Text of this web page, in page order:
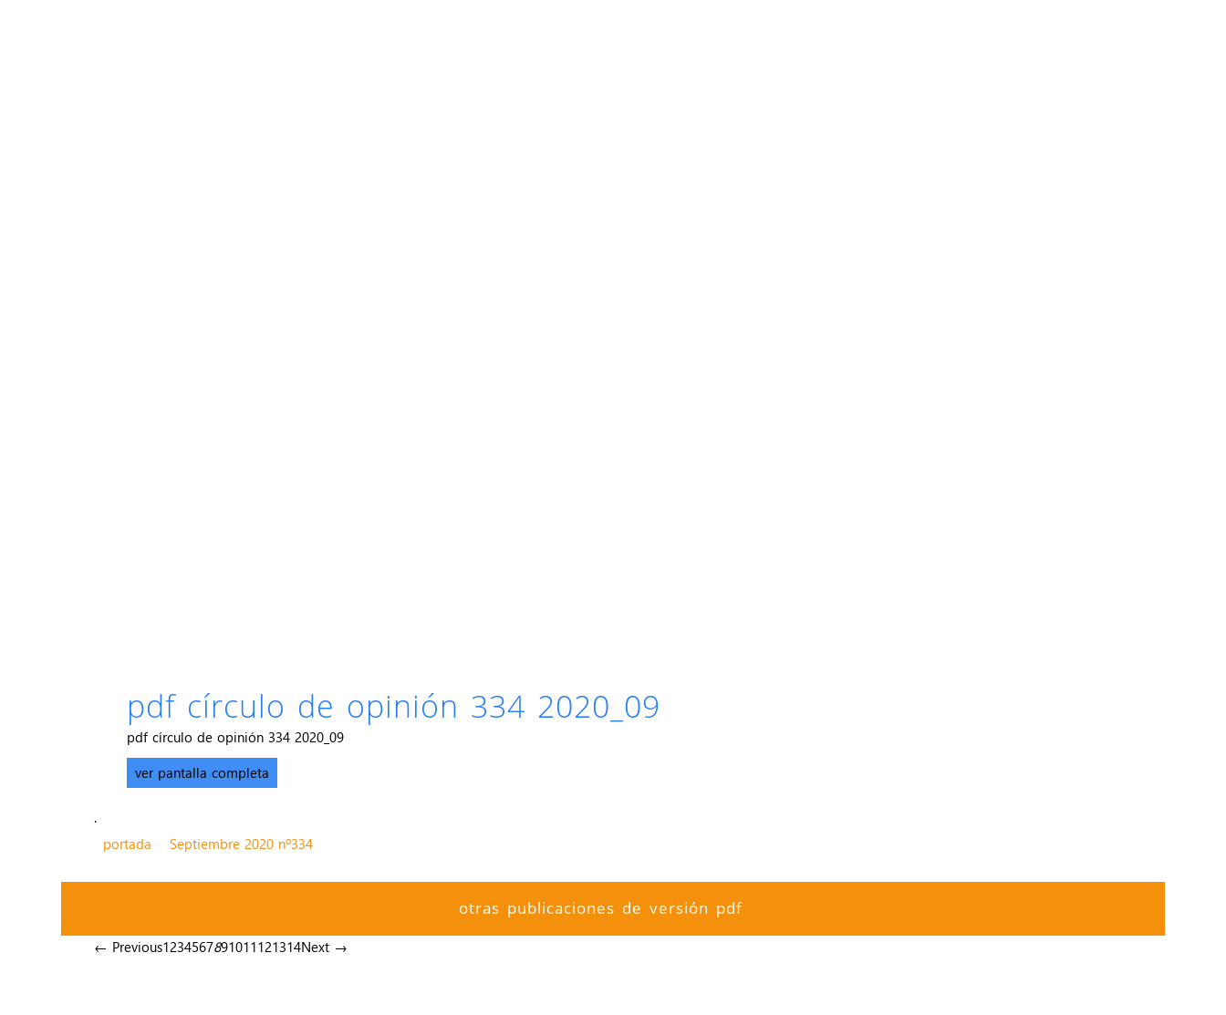
pdf círculo de opinión 334 2020_09
pdf círculo de opinión 334 2020_09
ver pantalla completa
.
portada
Septiembre 2020 nº334
otras publicaciones de versión pdf
← Previous1234567891011121314Next →